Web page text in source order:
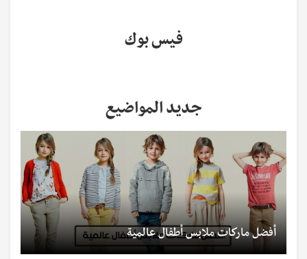
فيس بوك
جديد المواضيع
أفضل ماركات ملابس أطفال عالمية